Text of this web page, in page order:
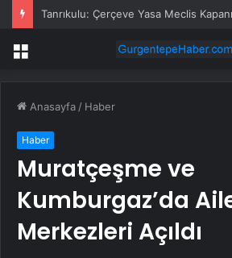
Tanrıkulu: Çerçeve Yasa Meclis
Menü
Anasayfa / Haber
Haber
Muratçeşme ve
Kumburgaz’da
Merkezleri Açıldı